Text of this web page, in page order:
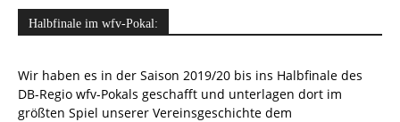
Halbfinale im wfv-Pokal:
Wir haben es in der Saison 2019/20 bis ins Halbfinale des
DB-Regio wfv-Pokals geschafft und unterlagen dort im
größten Spiel unserer Vereinsgeschichte dem